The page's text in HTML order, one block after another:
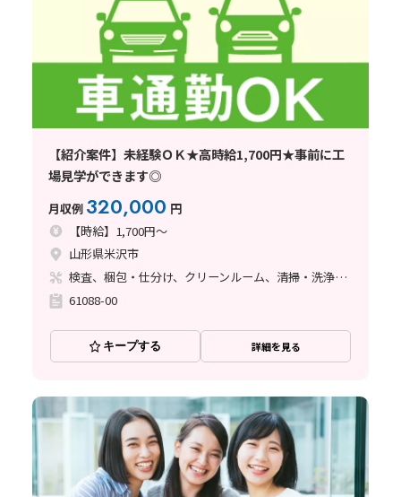
【紹介案件】未経験ＯＫ★高時給1,700円★事前に工
場見学ができます◎
月収例 320,000 円
【時給】1,700円～
山形県米沢市
検査、梱包・仕分け、クリーンルーム、清掃・洗浄、その他
61088-00
キープする 詳細を見る